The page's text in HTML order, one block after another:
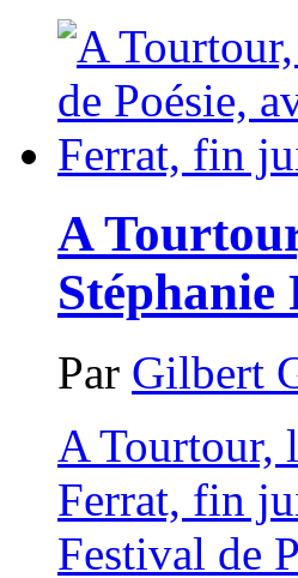
A
Par Gilbert
A Tourtour,
Ferrat, fin
Festival de